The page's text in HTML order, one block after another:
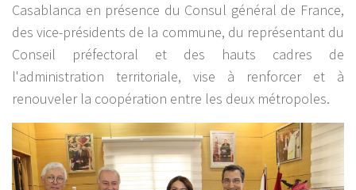
Casablanca en présence du Consul général de France,
des vice-présidents de la commune, du représentant du
Conseil préfectoral et des hauts cadres de
l'administration territoriale, vise à renforcer et à
renouveler la coopération entre les deux métropoles.